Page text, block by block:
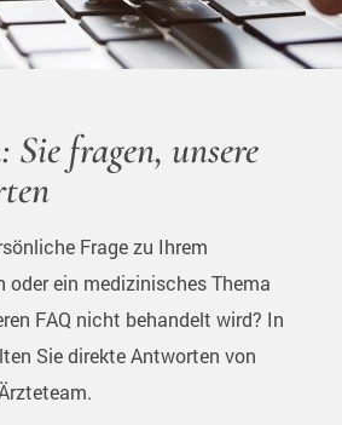
Sie fragen, unsere
Frage zu Ihrem
oder ein medizinisches Thema
FAQ nicht behandelt wird? In
Sie direkte Antworten von